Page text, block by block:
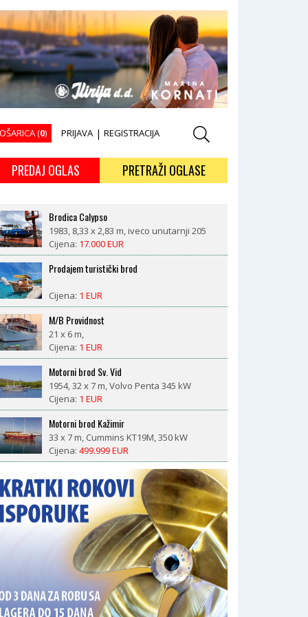
(0) PRIJAVA | REGISTRACIJA
PREDAJ OGLAS PRETRAŽI OGLASE
Brodica Calypso
1983, 8,33 x 2,83 m, iveco unutarnji 205
kW
Cijena: 17.000 EUR
Prodajem turistički brod
Cijena: 1 EUR
M/B Providnost
21 x 6 m,
Cijena: 1 EUR
Motorni brod Sv. Vid
1954, 32 x 7 m, Volvo Penta 345 kW
Cijena: 1 EUR
Motorni brod Kažimir
33 x 7 m, Cummins KT19M, 350 kW
Cijena: 499.999 EUR
1981, 8,4 x 2,6 m, Nani 29 ks diesel
Cijena:18.500 EUR
CROWNLINE BAYSIDE 765 AC – prikolica
uključena, 377 radnih sati, spreman za sezonu
1993, 7,98 x 2,55 m, V8 Volvo Penta 570 DP
(190kW, 377 radnih sati)
Cijena:23.000 EUR
2008, Catepilar
Cijena:1 EUR